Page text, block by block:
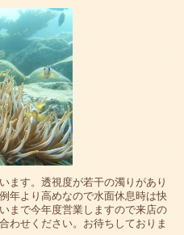
ます。透視度が若干の濁りがあり
年より高めなので水面休息時は快
まで今年度営業しますので来店の
わせください。お待ちしておりま